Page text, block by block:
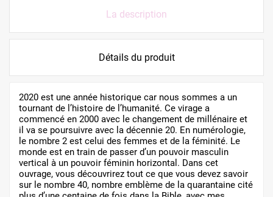
La description
Détails du produit
2020 est une année historique car nous sommes a un
tournant de l’histoire de l’humanité. Ce virage a
commencé en 2000 avec le changement de millénaire et
il va se poursuivre avec la décennie 20. En numérologie,
le nombre 2 est celui des femmes et de la féminité. Le
monde est en train de passer d’un pouvoir masculin
vertical à un pouvoir féminin horizontal. Dans cet
ouvrage, vous découvrirez tout ce que vous devez savoir
sur le nombre 40, nombre emblème de la quarantaine cité